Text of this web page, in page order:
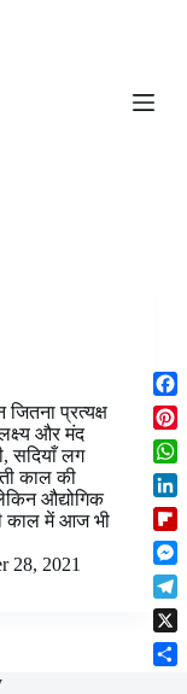
जितना प्रत्यक्ष
और मंद
सदियाँ लग
काल की
औद्योगिक
काल में आज भी
28, 2021
F
a
c
e
b
o
o
k
P
i
n
t
e
r
e
s
t
W
h
a
t
s
A
p
p
L
i
n
k
e
d
I
F
l
i
p
b
o
M
e
s
s
e
T
e
l
X